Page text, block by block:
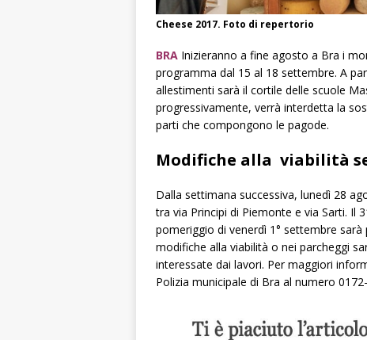
Cheese 2017. Foto di repertorio
BRA Inizieranno a fine agosto a Bra i
programma dal 15 al 18 settembre. A
allestimenti sarà il cortile delle scuole
progressivamente, verrà interdetta la
parti che compongono le pagode.
Modifiche alla viabilità
Dalla settimana successiva, lunedì 28
tra via Principi di Piemonte e via Sarti. Il
pomeriggio di venerdì 1° settembre
modifiche alla viabilità o nei parcheggi
interessate dai lavori. Per maggiori
Polizia municipale di Bra al numero